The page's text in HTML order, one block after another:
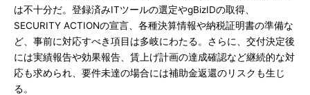
は不十分だ。登録済みITツールの選定やgBizIDの取得、
SECURITY ACTIONの宣言、各種決算情報や納税証明書の準備な
ど、事前に対応すべき項目は多岐にわたる。さらに、交付決定後
には実績報告や効果報告、賃上げ計画の達成確認など継続的な対
応も求められ、要件未達の場合には補助金返還のリスクも生じ
る。